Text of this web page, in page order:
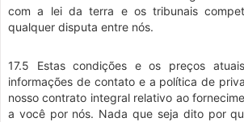
com a lei da terra e os tribunais
qualquer disputa entre nós.
17.5 Estas condições e os preços
informações de contato e a política de
nosso contrato integral relativo ao
a você por nós. Nada que seja dito por